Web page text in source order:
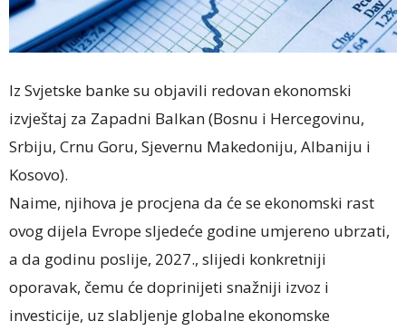
Iz Svjetske banke su objavili redovan ekonomski
izvještaj za Zapadni Balkan (Bosnu i Hercegovinu,
Srbiju, Crnu Goru, Sjevernu Makedoniju, Albaniju i
Kosovo).
Naime, njihova je procjena da će se ekonomski rast
ovog dijela Evrope sljedeće godine umjereno ubrzati,
a da godinu poslije, 2027., slijedi konkretniji
oporavak, čemu će doprinijeti snažniji izvoz i
investicije, uz slabljenje globalne ekonomske